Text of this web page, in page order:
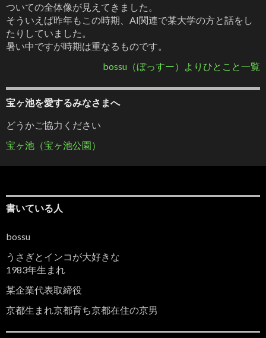
ついての全体像が見えてきました。
そういえば昨年もこの時期、AI関連で某大学の方と話をし
たりしていました。
暑い中ですが時期は重なるものです。
bossu（ぼっすー）よりひとこと一覧
宝ヶ池を愛するみなさまへ
どうかご協力ください
宝ヶ池（宝ヶ池公園）
書いている人
bossu
うさぎとインコが大好きな
1983年生まれ
某企業代表取締役
京都生まれ京都育ち京都在住の京男